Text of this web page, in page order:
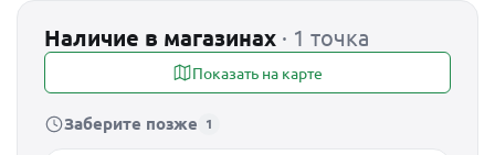
Наличие в магазинах · 1 точка
Показать на карте
Заберите позже 1